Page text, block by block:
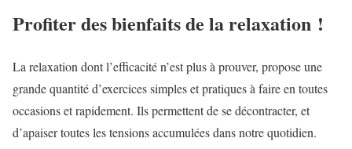
Profiter des bienfaits de la relaxation !
La relaxation dont l’efficacité n’est plus à prouver, propose une
grande quantité d’exercices simples et pratiques à faire en toutes
occasions et rapidement. Ils permettent de se décontracter, et
d’apaiser toutes les tensions accumulées dans notre quotidien.